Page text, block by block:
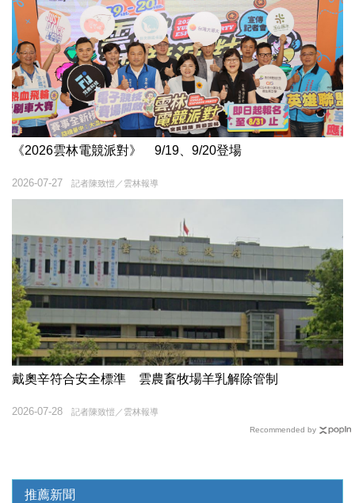
《2026雲林電競派對》 9/19、9/20登場
記者陳致愷／雲林報導
2026-07-27
戴奧辛符合安全標準 雲農畜牧場羊乳解除管制
記者陳致愷／雲林報導
2026-07-28
Recommended by
推薦新聞